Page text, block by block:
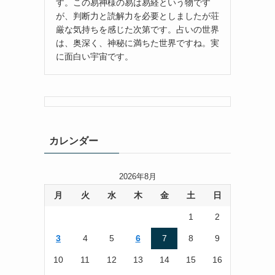
す。この易神様の易は易経という物です
が、判断力と読解力を必要としましたが荘
厳な気持ちを感じた次第です。占いの世界
は、奥深く、神秘に満ちた世界ですね。実
に面白い宇宙です。
カレンダー
2026年8月
月 火 水 木 金 土 日
1 2
3 4 5 6 7 8 9
10 11 12 13 14 15 16